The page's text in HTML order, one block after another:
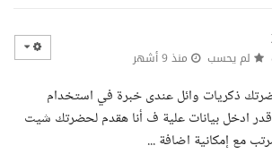
لم يحسب منذ 9 أشهر
ذكريات وائل عندى خبرة في استخدام
ادخل بيانات علية ف أنا هقدم لحضرتك شيت
مع إمكانية اضافة ...